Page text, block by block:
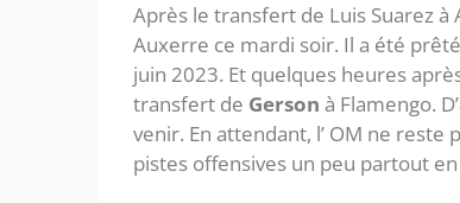
Après le transfert de Luis Suarez à
Auxerre ce mardi soir. Il a été
juin 2023. Et quelques heures
transfert de Gerson à Flamengo.
venir. En attendant, l’ OM ne reste
pistes offensives un peu partout